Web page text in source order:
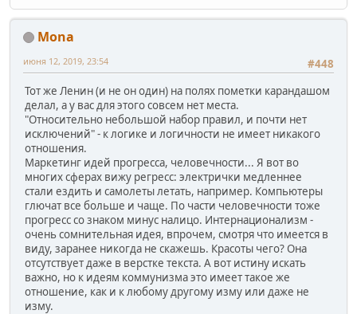
Mona
#448
июня 12, 2019, 23:54
Тот же Ленин (и не он один) на полях пометки карандашом
делал, а у вас для этого совсем нет места.
"Относительно небольшой набор правил, и почти нет
исключений" - к логике и логичности не имеет никакого
отношения.
Маркетинг идей прогресса, человечности... Я вот во
многих сферах вижу регресс: электрички медленнее
стали ездить и самолеты летать, например. Компьютеры
глючат все больше и чаще. По части человечности тоже
прогресс со знаком минус налицо. Интернационализм -
очень сомнительная идея, впрочем, смотря что имеется в
виду, заранее никогда не скажешь. Красоты чего? Она
отсутствует даже в верстке текста. А вот истину искать
важно, но к идеям коммунизма это имеет такое же
отношение, как и к любому другому изму или даже не
изму.